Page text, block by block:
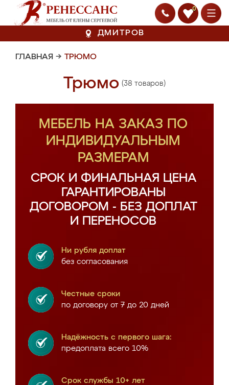
0
ДМИТРОВ
ГЛАВНАЯ → ТРЮМО
Трюмо (38 товаров)
МЕБЕЛЬ НА ЗАКАЗ ПО
ИНДИВИДУАЛЬНЫМ
РАЗМЕРАМ
СРОК И ФИНАЛЬНАЯ ЦЕНА
ГАРАНТИРОВАНЫ
ДОГОВОРОМ - БЕЗ ДОПЛАТ
И ПЕРЕНОСОВ
Ни рубля доплат
без согласования
Честные сроки
по договору от 7 до 20 дней
Надёжность с первого шага:
предоплата всего 10%
Срок службы 10+ лет